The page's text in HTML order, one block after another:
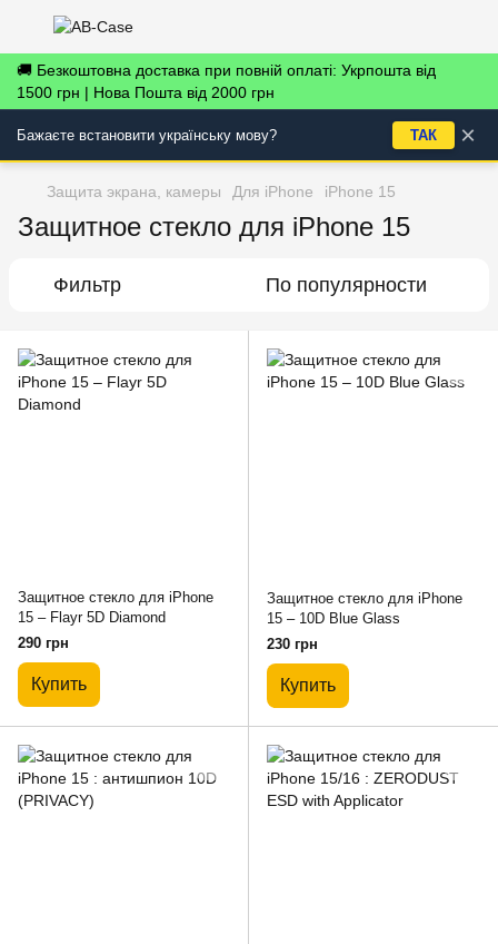
🚚 Безкоштовна доставка при повній оплаті: Укрпошта від
1500 грн | Нова Пошта від 2000 грн
Бажаєте встановити українську мову? ТАК ×
Защита экрана, камеры Для iPhone iPhone 15
Защитное стекло для iPhone 15
Фильтр По популярности
Защитное стекло для iPhone
15 – Flayr 5D Diamond
290 грн
Купить
Защитное стекло для iPhone
15 – 10D Blue Glass
230 грн
Купить